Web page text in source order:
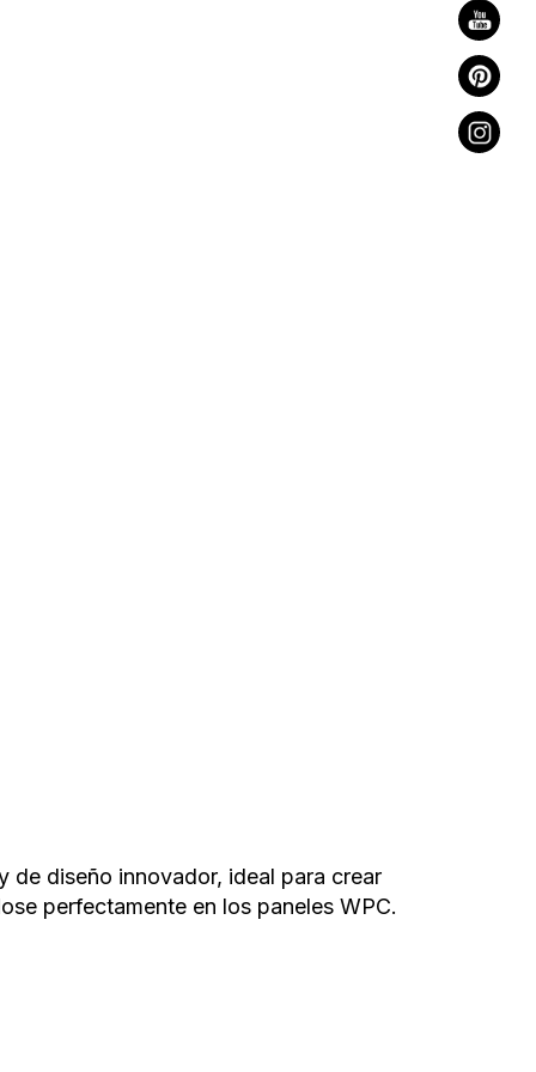
de diseño innovador, ideal para crear
perfectamente en los paneles WPC.